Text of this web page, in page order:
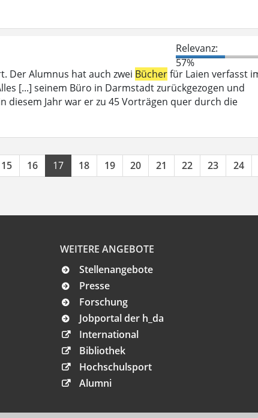
Relevanz:
57%
Der Alumnus hat auch zwei Bücherfür Laien verfasst
[...] seinem Büro in Darmstadt zurückgezogen und
diesem Jahr war er zu 45 Vorträgen quer durch die
15 16 17 18 19 20 21 22 23 24
WEITERE ANGEBOTE
Stellenangebote
Presse
Forschung
Jobportal der h_da
International
Bibliothek
Hochschulsport
Alumni